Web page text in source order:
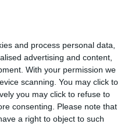
and process personal data,
advertising and content,
With your permission we
scanning. You may click to
you may click to refuse to
consenting.
Please note that
a right to object to such